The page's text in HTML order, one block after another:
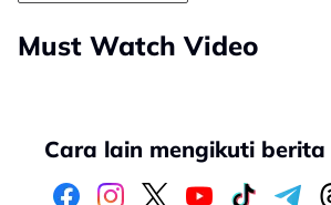
Must Watch Video
Cara lain mengikuti